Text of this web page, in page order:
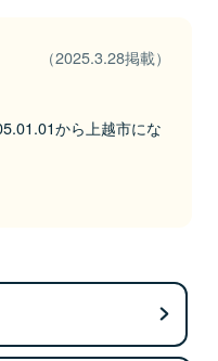
（2025.3.28掲載）
から上越市にな